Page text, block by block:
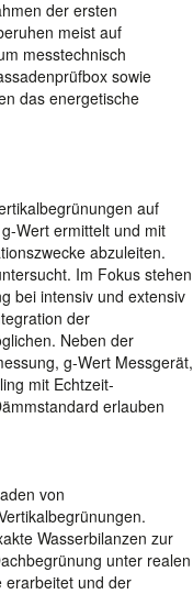
der ersten
meist auf
messtechnisch
sowie
das energetische
auf
Wert ermittelt und mit
abzuleiten.
Im Fokus stehen
bei intensiv und extensiv
der
Neben der
g-Wert Messgerät,
mit Echtzeit-
erlauben
von
Wasserbilanzen zur
unter realen
erarbeitet und der